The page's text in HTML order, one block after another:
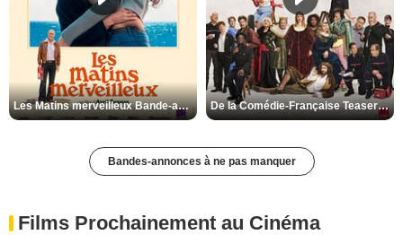
Les Matins merveilleux Bande-annonce VF De la Comédie-Française Teaser VF
Bandes-annonces à ne pas manquer
Films Prochainement au Cinéma